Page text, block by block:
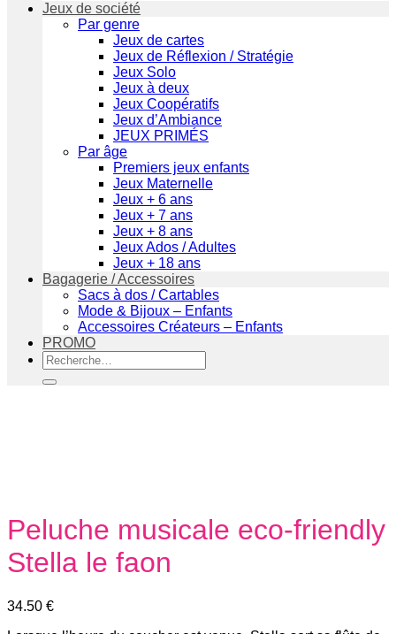
Jeux de société
Par genre
Jeux de cartes
Jeux de Réflexion / Stratégie
Jeux Solo
Jeux à deux
Jeux Coopératifs
Jeux d’Ambiance
JEUX PRIMÉS
Par âge
Premiers jeux enfants
Jeux Maternelle
Jeux + 6 ans
Jeux + 7 ans
Jeux + 8 ans
Jeux Ados / Adultes
Jeux + 18 ans
Bagagerie / Accessoires
Sacs à dos / Cartables
Mode & Bijoux – Enfants
Accessoires Créateurs – Enfants
PROMO
Recherche
pour :
Peluche musicale eco-friendly
Stella le faon
34.50 €